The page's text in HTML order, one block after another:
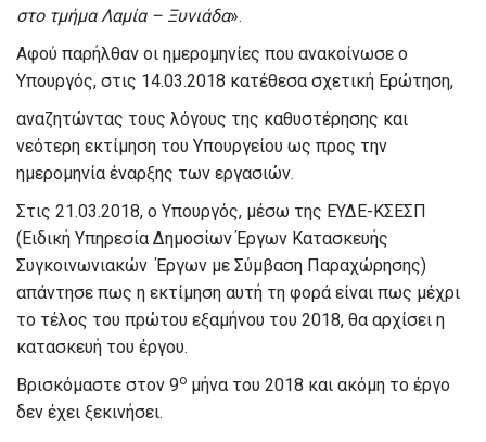
στο τμήμα Λαμία – Ξυνιάδα».
Αφού παρήλθαν οι ημερομηνίες που ανακοίνωσε ο
Υπουργός, στις 14.03.2018 κατέθεσα σχετική Ερώτηση,
αναζητώντας τους λόγους της καθυστέρησης και
νεότερη εκτίμηση του Υπουργείου ως προς την
ημερομηνία έναρξης των εργασιών.
Στις 21.03.2018, ο Υπουργός, μέσω της ΕΥΔΕ-ΚΣΕΣΠ
(Ειδική Υπηρεσία Δημοσίων Έργων Κατασκευής
Συγκοινωνιακών Έργων με Σύμβαση Παραχώρησης)
απάντησε πως η εκτίμηση αυτή τη φορά είναι πως μέχρι
το τέλος του πρώτου εξαμήνου του 2018, θα αρχίσει η
κατασκευή του έργου.
Βρισκόμαστε στον 9ο μήνα του 2018 και ακόμη το έργο
δεν έχει ξεκινήσει.